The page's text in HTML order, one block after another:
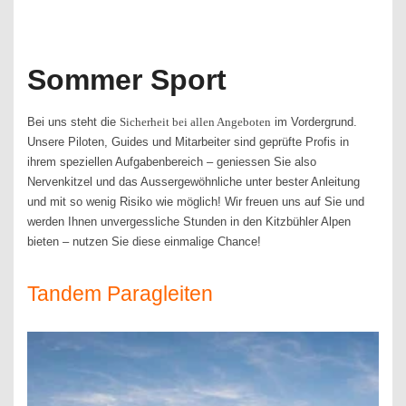
Sommer Sport
Bei uns steht die Sicherheit bei allen Angeboten im Vordergrund.
Unsere Piloten, Guides und Mitarbeiter sind geprüfte Profis in
ihrem speziellen Aufgabenbereich – geniessen Sie also
Nervenkitzel und das Aussergewöhnliche unter bester Anleitung
und mit so wenig Risiko wie möglich! Wir freuen uns auf Sie und
werden Ihnen unvergessliche Stunden in den Kitzbühler Alpen
bieten – nutzen Sie diese einmalige Chance!
Tandem Paragleiten